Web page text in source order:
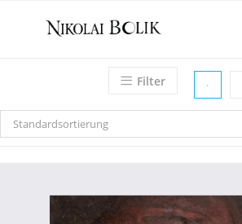
Gesamtwerk
Kontakt
Filter
Standardsortierung